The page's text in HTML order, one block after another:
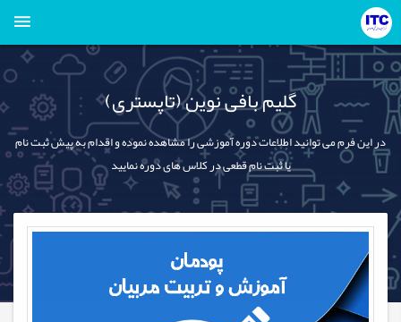
گلیم بافی نوین (تاپستری)
در این فرم می توانید اطلاعات دوره آموزشی را مشاهده نموده و اقدام به پیش ثبت نام
یا ثبت نام قطعی در کلاس های دوره نمایید